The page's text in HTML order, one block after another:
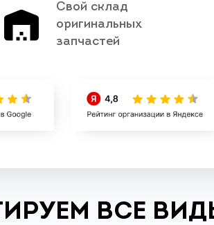
Свой склад
оригинальных
запчастей
ВСЕ